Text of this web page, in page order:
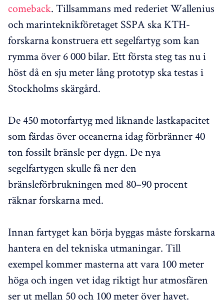
comeback. Tillsammans med rederiet Wallenius
och marinteknikföretaget SSPA ska KTH-
forskarna konstruera ett segelfartyg som kan
rymma över 6 000 bilar. Ett första steg tas nu i
höst då en sju meter lång prototyp ska testas i
Stockholms skärgård.
De 450 motorfartyg med liknande lastkapacitet
som färdas över oceanerna idag förbränner 40
ton fossilt bränsle per dygn. De nya
segelfartygen skulle få ner den
bränsleförbrukningen med 80–90 procent
räknar forskarna med.
Innan fartyget kan börja byggas måste forskarna
hantera en del tekniska utmaningar. Till
exempel kommer masterna att vara 100 meter
höga och ingen vet idag riktigt hur atmosfären
ser ut mellan 50 och 100 meter över havet.